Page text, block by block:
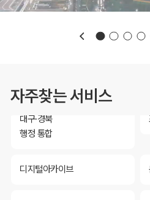
자주찾는 서비스
보도자료
대구·경북
행정 통합
디지털아카이브